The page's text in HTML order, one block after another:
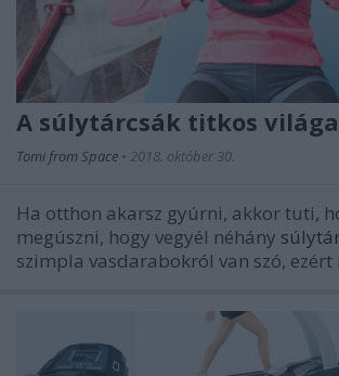
A súlytárcsák titkos világa
Tomi from Space • 2018. október 30.
Ha otthon akarsz gyúrni, akkor tuti,
megúszni, hogy vegyél néhány
szimpla vasdarabokról van szó, ezért